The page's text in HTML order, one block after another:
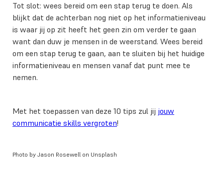
Tot slot: wees bereid om een stap terug te doen. Als
blijkt dat de achterban nog niet op het informatieniveau
is waar jij op zit heeft het geen zin om verder te gaan
want dan duw je mensen in de weerstand. Wees bereid
om een stap terug te gaan, aan te sluiten bij het huidige
informatieniveau en mensen vanaf dat punt mee te
nemen.
Met het toepassen van deze 10 tips zul jij jouw
communicatie skills vergroten!
Photo by Jason Rosewell on Unsplash